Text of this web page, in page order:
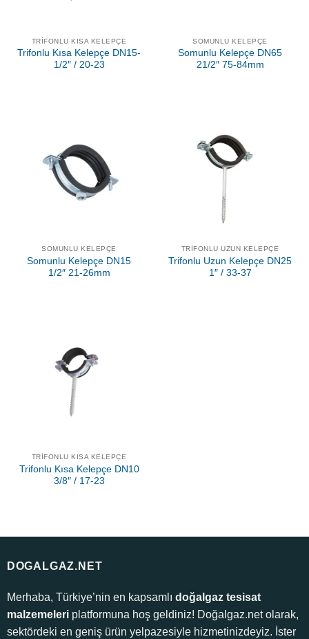
TRIFONLU KISA KELEPÇE
Trifonlu Kısa Kelepçe DN15-
1/2″ / 20-23
SOMUNLU KELEPÇE
Somunlu Kelepçe DN65
21/2″ 75-84mm
SOMUNLU KELEPÇE
Somunlu Kelepçe DN15
1/2″ 21-26mm
TRIFONLU UZUN KELEPÇE
Trifonlu Uzun Kelepçe DN25
1″ / 33-37
TRIFONLU KISA KELEPÇE
Trifonlu Kısa Kelepçe DN10
3/8″ / 17-23
DOGALGAZ.NET
Merhaba, Türkiye’nin en kapsamlı doğalgaz tesisat
malzemeleriplatformuna hoş geldiniz! Doğalgaz.net olarak,
sektördeki en geniş ürün yelpazesiyle hizmetinizdeyiz. İster